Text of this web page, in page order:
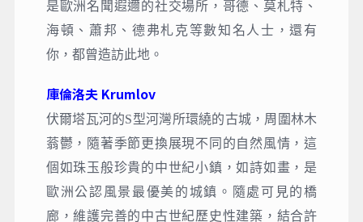
是歐洲名聞遐邇的社交場所，哥德、莫札特、
海頓、蕭邦、德弗札克等數知名人士，還有
你，都曾造訪此地。
庫倫洛夫 Krumlov
伏爾塔瓦河的S型河灣所環繞的古城，周圍林木
蓊鬱，隨著季節更換展現不同的自然風情，這
個如珠玉般珍貴的中世紀小鎮，如詩如畫，是
歐洲公認風景最優美的城鎮。隨處可見的橋
廊，維護完善的中古世紀歷史性建築，結合許